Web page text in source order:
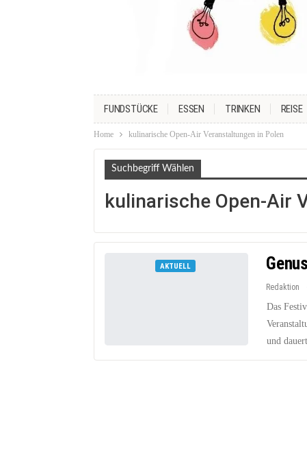
FUNDSTÜCKE ESSEN TRINKEN REISE
Home kulinarische Open-Air Veranstaltungen in Polen
Suchbegriff Wählen
kulinarische Open-Air
AKTUELL
Redaktion
Das
und